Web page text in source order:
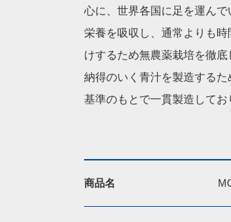
心に、世界各国に足を運ん
栄養を吸収し、通常よりも
けするため無農薬栽培を徹底
納得のいく青汁を製造する
基準のもとで一貫製造してお
商品名